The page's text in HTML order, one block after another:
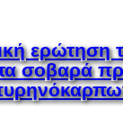
ερώτηση
τα σοβαρά